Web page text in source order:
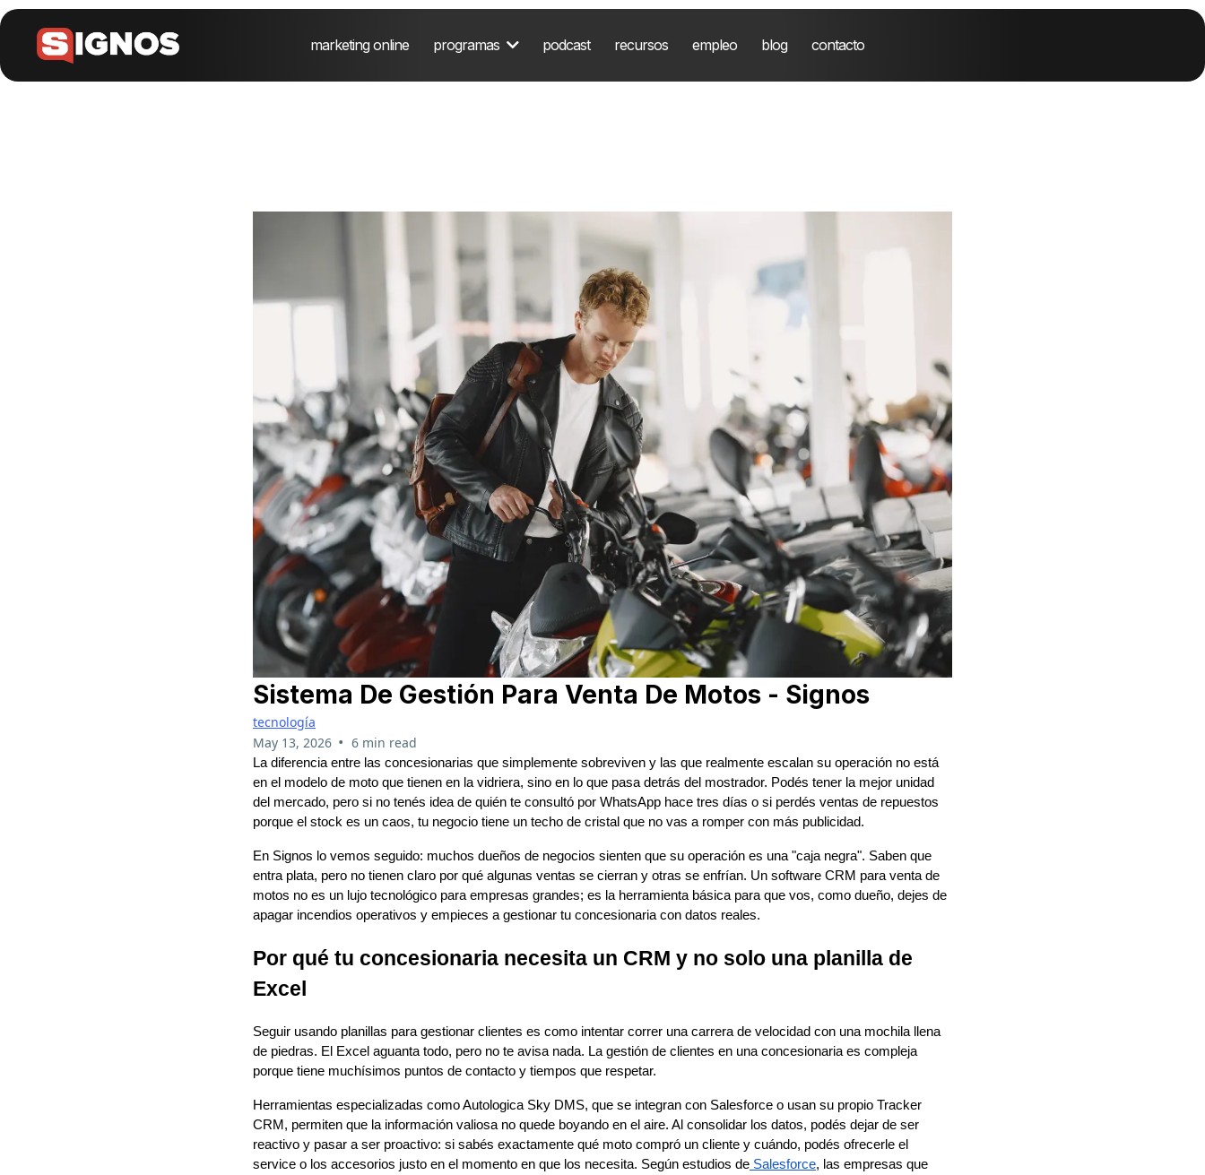
marketing online programas podcast recursos empleo blog contacto
Sistema De Gestión Para Venta De Motos - Signos
tecnología
May 13, 2026 • 6 min read
La diferencia entre las concesionarias que simplemente sobreviven y las que realmente escalan su operación no está
en el modelo de moto que tienen en la vidriera, sino en lo que pasa detrás del mostrador. Podés tener la mejor unidad
del mercado, pero si no tenés idea de quién te consultó por WhatsApp hace tres días o si perdés ventas de repuestos
porque el stock es un caos, tu negocio tiene un techo de cristal que no vas a romper con más publicidad.
En Signos lo vemos seguido: muchos dueños de negocios sienten que su operación es una "caja negra". Saben que
entra plata, pero no tienen claro por qué algunas ventas se cierran y otras se enfrían. Un software CRM para venta de
motos no es un lujo tecnológico para empresas grandes; es la herramienta básica para que vos, como dueño, dejes de
apagar incendios operativos y empieces a gestionar tu concesionaria con datos reales.
Por qué tu concesionaria necesita un CRM y no solo una planilla de
Excel
Seguir usando planillas para gestionar clientes es como intentar correr una carrera de velocidad con una mochila llena
de piedras. El Excel aguanta todo, pero no te avisa nada. La gestión de clientes en una concesionaria es compleja
porque tiene muchísimos puntos de contacto y tiempos que respetar.
Herramientas especializadas como Autologica Sky DMS, que se integran con Salesforce o usan su propio Tracker
CRM, permiten que la información valiosa no quede boyando en el aire. Al consolidar los datos, podés dejar de ser
reactivo y pasar a ser proactivo: si sabés exactamente qué moto compró un cliente y cuándo, podés ofrecerle el
service o los accesorios justo en el momento en que los necesita. Según estudios de Salesforce, las empresas que